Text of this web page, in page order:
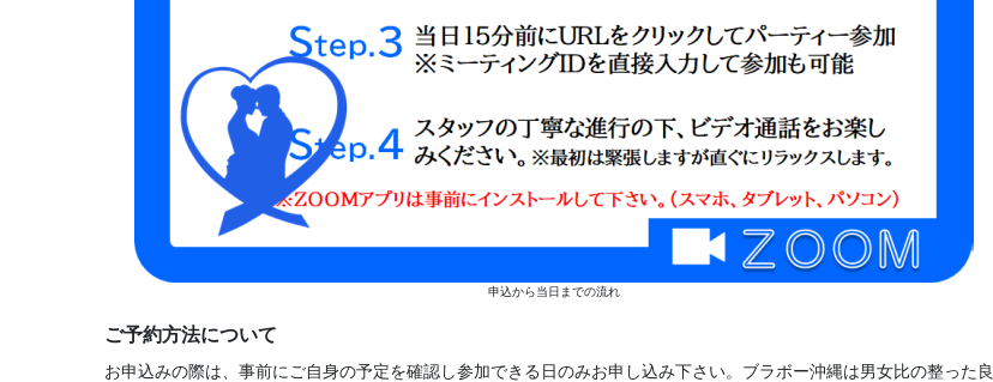
申込から当日までの流れ
ご予約方法について
お申込みの際は、事前にご自身の予定を確認し参加できる日のみお申し込み下さい。ブラボー沖縄は男女比の整った良